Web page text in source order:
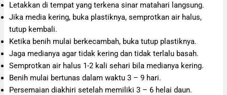
Letakkan di tempat yang terkena sinar matahari langsung.
Jika media kering, buka plastiknya, semprotkan air halus,
tutup kembali.
Ketika benih mulai berkecambah, buka tutup plastiknya.
Jaga medianya agar tidak kering dan tidak terlalu basah.
Semprotkan air halus 1-2 kali sehari bila medianya kering.
Benih mulai bertunas dalam waktu 3 – 9 hari.
Persemaian diakhiri setelah memiliki 3 – 6 helai daun.